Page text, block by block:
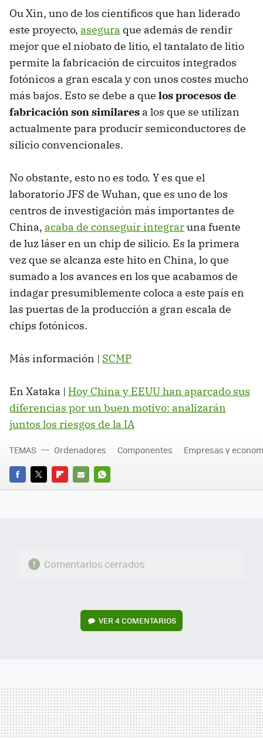
Ou Xin, uno de los científicos que han liderado
este proyecto, asegura que además de rendir
mejor que el niobato de litio, el tantalato de litio
permite la fabricación de circuitos integrados
fotónicos a gran escala y con unos costes mucho
más bajos. Esto se debe a que los procesos de
fabricación son similares a los que se utilizan
actualmente para producir semiconductores de
silicio convencionales.
No obstante, esto no es todo. Y es que el
laboratorio JFS de Wuhan, que es uno de los
centros de investigación más importantes de
China, acaba de conseguir integraruna fuente
de luz láser en un chip de silicio. Es la primera
vez que se alcanza este hito en China, lo que
sumado a los avances en los que acabamos de
indagar presumiblemente coloca a este país en
las puertas de la producción a gran escala de
chips fotónicos.
Más información | SCMP
En Xataka | Hoy China y EEUU han aparcado sus
diferencias por un buen motivo: analizarán
juntos los riesgos de la IA
FACEBOOK
TWITTERFLIPBOARD
E-
WHATSAPP
TEMAS Ordenadores Componentes Empresas y
Comentarios cerrados
VER4 COMENTARIOS